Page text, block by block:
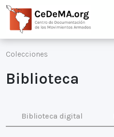
Colecciones
Biblioteca
Biblioteca digital